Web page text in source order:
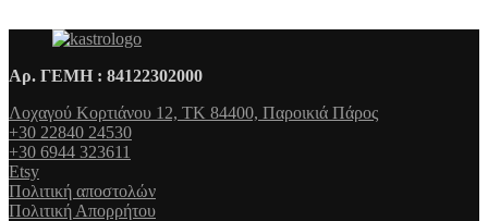
Αρ. ΓΕΜΗ : 84122302000
Λοχαγού Κορτιάνου 12, ΤΚ 84400, Παροικιά Πάρος
+30 22840 24530
+30 6944 323611
Etsy
Πολιτική αποστολών
Πολιτική Απορρήτου